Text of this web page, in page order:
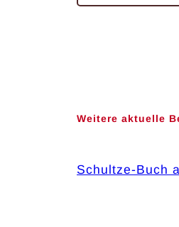
Weitere aktuelle
Schultze-Buch